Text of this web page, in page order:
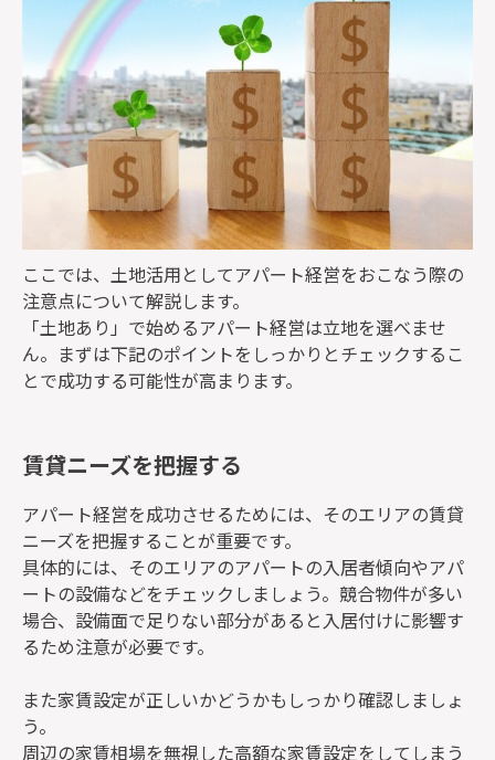
ここでは、土地活用としてアパート経営をおこなう際の
注意点について解説します。
「土地あり」で始めるアパート経営は立地を選べませ
ん。まずは下記のポイントをしっかりとチェックするこ
とで成功する可能性が高まります。
賃貸ニーズを把握する
アパート経営を成功させるためには、そのエリアの賃貸
ニーズを把握することが重要です。
具体的には、そのエリアのアパートの入居者傾向やアパ
ートの設備などをチェックしましょう。競合物件が多い
場合、設備面で足りない部分があると入居付けに影響す
るため注意が必要です。
また家賃設定が正しいかどうかもしっかり確認しましょ
う。
周辺の家賃相場を無視した高額な家賃設定をしてしまう